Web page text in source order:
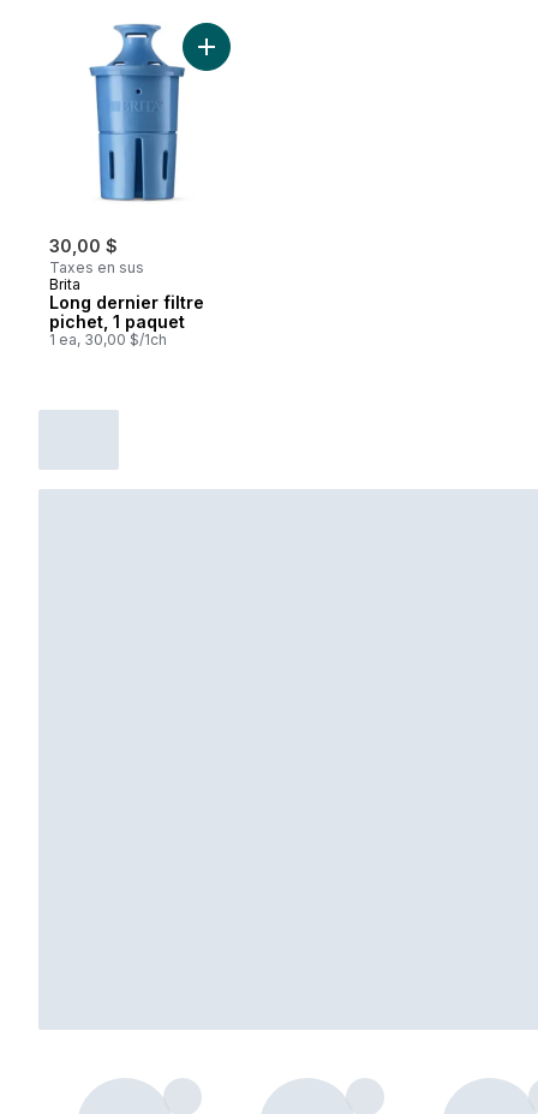
30,00 $
Taxes en sus
Brita
Long dernier filtre
pichet, 1 paquet
1 ea, 30,00 $/1ch
Ajouter Long dernier filtre pichet, 1